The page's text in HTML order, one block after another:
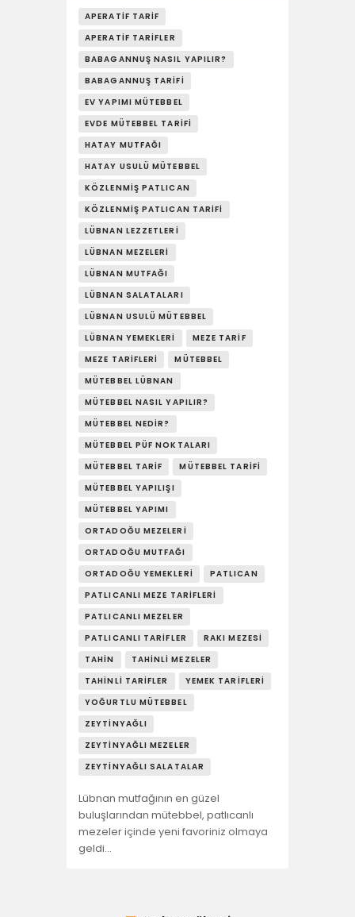
SOSY’LE!
APERATIF TARIF
APERATIF TARIFLER
BABAGANNUŞ NASIL YAPILIR?
BABAGANNUŞ TARIFI
EV YAPIMI MÜTEBBEL
EVDE MÜTEBBEL TARIFI
HATAY MUTFAĞI
HATAY USULÜ MÜTEBBEL
KÖZLENMIŞ PATLICAN
KÖZLENMIŞ PATLICAN TARIFI
LÜBNAN LEZZETLERI
LÜBNAN MEZELERI
LÜBNAN MUTFAĞI
LÜBNAN SALATALARI
LÜBNAN USULÜ MÜTEBBEL
LÜBNAN YEMEKLERI
MEZE TARIF
MEZE TARIFLERI
MÜTEBBEL
MÜTEBBEL LÜBNAN
MÜTEBBEL NASIL YAPILIR?
MÜTEBBEL NEDIR?
MÜTEBBEL PÜF NOKTALARI
MÜTEBBEL TARIF
MÜTEBBEL TARIFI
MÜTEBBEL YAPILIŞI
MÜTEBBEL YAPIMI
ORTADOĞU MEZELERI
ORTADOĞU MUTFAĞI
ORTADOĞU YEMEKLERI
PATLICAN
PATLICANLI MEZE TARIFLERI
PATLICANLI MEZELER
PATLICANLI TARIFLER
RAKI MEZESI
TAHIN
TAHINLI MEZELER
TAHINLI TARIFLER
YEMEK TARIFLERI
YOĞURTLU MÜTEBBEL
ZEYTINYAĞLI
ZEYTINYAĞLI MEZELER
ZEYTINYAĞLI SALATALAR
Lübnan mutfağının en güzel
buluşlarından mütebbel, patlıcanlı
mezeler içinde yeni favoriniz olmaya
geldi…